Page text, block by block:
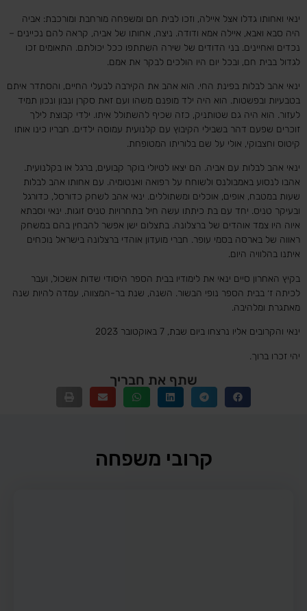
ינאי ואחותו גדלו אצל איילה, וזכו לבית חם ומשפחה מורחבת ומורכבת: אביה
היה סבא ואבא, איילה אמא ודודה. ניצה, אחותו של אביה, קראה להם נכיינים –
נכדים ואחיינים. בני הדודים של שירה השתתפו ככל יכולתם. התאומים זכו
לגדול בבית חם, ובכל יום היו הולכים לבקר את אמם.
ינאי אהב לבלות בפינת החי. הוא אהב את הקירבה לבעלי החיים, והסתדר איתם
בטבעיות ובפשטות. הוא היה ילד מופנם משהו ועם זאת סקרן ונבון ונכון תמיד
לעזור. הוא היה גם שטותניק, כזה שכיף להשתולל איתו. ילדי קבוצת לילך
זוכרים שפעם דהר בשבילי הקיבוץ עם קלנועית עמוסה ילדים. חבריו כינו אותו
קיטוס וחצבוקי, אולי על שם בלוריתו המטופחת.
ינאי אהב לבלות עם אביה. הם יצאו לטיולי בוקר קבועים, ברגל או בקלנועית.
אהבו לנסוע באמבולנס ולשוחח על רפואה ואנטומיה. עם אחותו אהב לבלות
שעות במטבח, אופים, אוכלים ומשתוללים. ינאי אהב לשחק כדורסל, כדורגל
ובעיקר טניס. יחד עם בת כיתתו עשה חיל בתחרויות טניס זוגות. ינאי וסבתא
איוה היו צמד אוהדים של ברצלונה. בתצלום ישן אפשר להבחין בהם במשחק
ראווה של בארסה בסמי עופר. חברי מועדון אוהדי ברצלונה בישראל נוכחים
איתנו בהלוויה היום.
בקיץ האחרון סיים ינאי את לימודיו בבית הספר היסודי שדות אשכול, ועבר
לכיתה ז׳ בבית הספר נופי הבשור. השנה, שנת בר-המצווה, עמדה להיות שנה
מאתגרת ומלהיבה.
ינאי והקרובים אליו נרצחו ביום שבת, 7 באוקטובר 2023
יהי זכרו ברוך.
שתף את חבריך
קרובי משפחה